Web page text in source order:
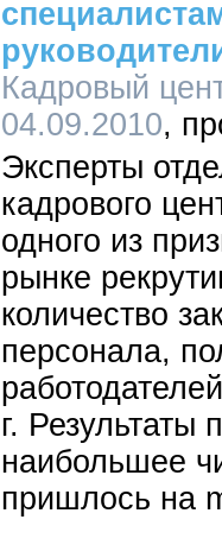
Кадровый
04.09.2010
Эксперты
кадрового
одного из
рынке
количество
персонала,
г. Результаты
наибольшее
пришлось на